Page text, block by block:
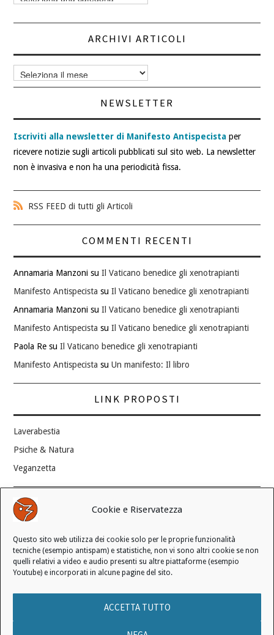
Cookie e Riservatezza
Questo sito web utilizza dei cookie solo per le proprie funzionalità
tecniche (esempio antispam) e statistiche, non vi sono altri cookie se non
quelli relativi a video e audio presenti su altre piattaforme (esempio
Youtube) e incorporati in alcune pagine del sito.
ACCETTA TUTTO
articoli
ARCHIVI ARTICOLI
Archivi
articoli
NEWSLETTER
Iscriviti alla newsletter di Manifesto Antispecista per
ricevere notizie sugli articoli pubblicati sul sito web. La newsletter
non è invasiva e non ha una periodicità fissa.
RSS FEED di tutti gli Articoli
COMMENTI RECENTI
Annamaria Manzoni suIl Vaticano benedice gli xenotrapianti
Manifesto Antispecista suIl Vaticano benedice gli xenotrapianti
Annamaria Manzoni suIl Vaticano benedice gli xenotrapianti
Manifesto Antispecista suIl Vaticano benedice gli xenotrapianti
Paola Re suIl Vaticano benedice gli xenotrapianti
Manifesto Antispecista suUn manifesto: Il libro
LINK PROPOSTI
Laverabestia
Psiche & Natura
Veganzetta
Modifica consenso ai cookie
REVOCA IL TUO CONSENSO
Stato attuale: Negato
INFORMATIVA SUI COOKIE|